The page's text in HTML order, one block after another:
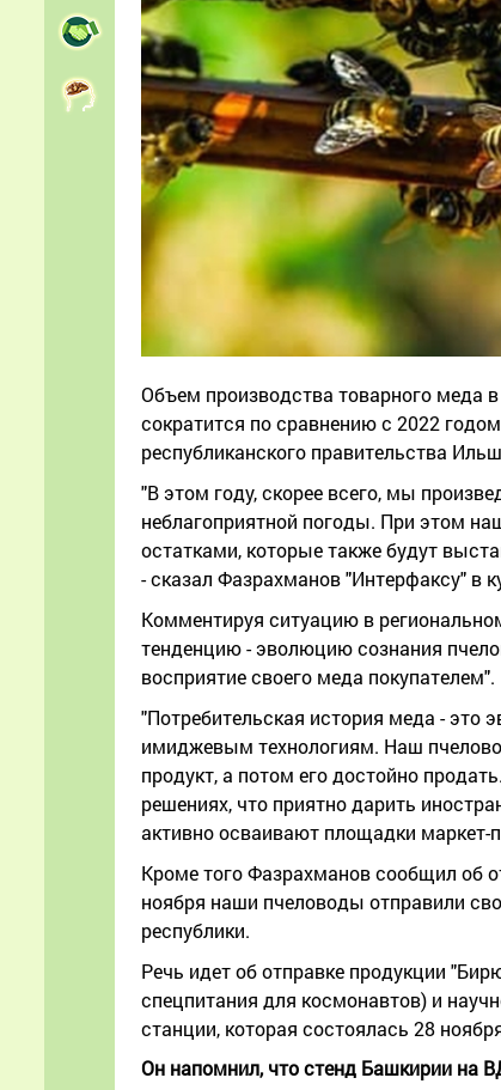
Объем производства товарного меда
сократится по сравнению с 2022
республиканского правительства
"В этом году, скорее всего, мы
неблагоприятной погоды. При этом
остатками, которые также будут
- сказал Фазрахманов "Интерфаксу" в
Комментируя ситуацию в
тенденцию - эволюцию сознания
восприятие своего меда покупателем".
"Потребительская история меда - это
имиджевым технологиям. Наш
продукт, а потом его достойно
решениях, что приятно дарить
активно осваивают площадки маркет-
Кроме того Фазрахманов сообщил об
ноября наши пчеловоды отправили
республики.
Речь идет об отправке продукции
спецпитания для космонавтов) и
станции, которая состоялась 28
Он напомнил, что стенд Башкирии на